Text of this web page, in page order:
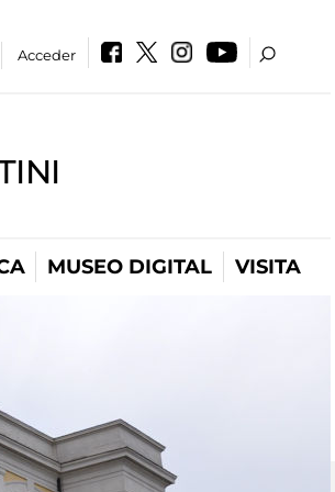
Acceder
MUSEO DIGITAL VISITA